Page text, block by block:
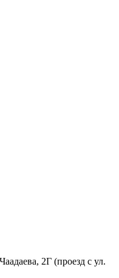
2Г (проезд с ул.